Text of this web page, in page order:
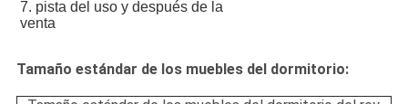
7. pista del uso y después de la
venta
Tamaño estándar de los muebles del dormitorio: